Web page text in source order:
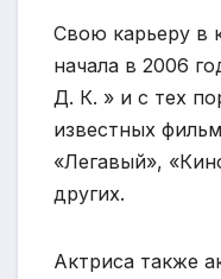
Свою карьеру в
начала в 2006
Д. К. » и с тех
известных
«Легавый»,
других.
Актриса также